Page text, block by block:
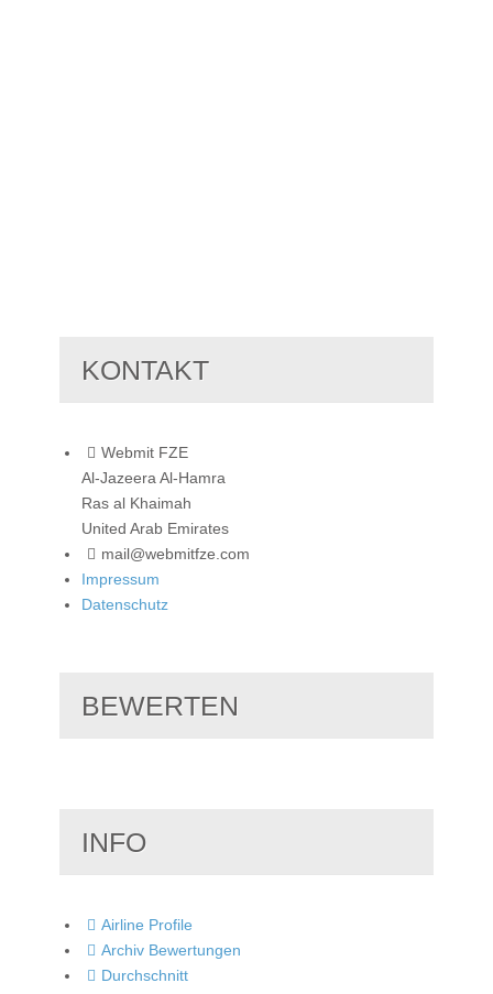
KONTAKT
Webmit FZE
Al-Jazeera Al-Hamra
Ras al Khaimah
United Arab Emirates
mail@webmitfze.com
Impressum
Datenschutz
BEWERTEN
INFO
Airline Profile
Archiv Bewertungen
Durchschnitt